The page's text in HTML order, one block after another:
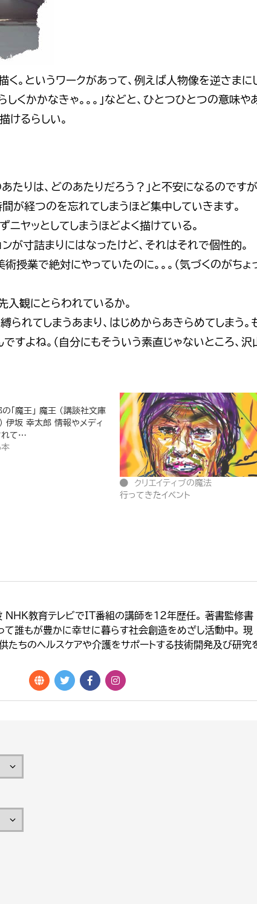
く。というワークがあって、例えば人物像を逆さまに
くかかなきゃ。。。」などと、ひとつひとつの意味や
けるらしい。
たりは、どのあたりだろう？」と不安になるのですが
が経つのを忘れてしまうほど集中していきます。
ヤッとしてしまうほどよく描けている。
が寸詰まりにはなったけど、それはそれで個性的。
授業で絶対にやっていたのに。。。（気づくのがちょ
入観にとらわれているか。
られてしまうあまり、はじめからあきらめてしまう。
すよね。（自分にもそういう素直じゃないところ、沢
「魔王」 魔王 (講談社文庫
坂 幸太郎 情報やメディ
れて…
本
クリエイティブの魔法
行ってきたイベント
教育テレビでIT番組の講師を１２年歴任。 著書監修書
て誰もが豊かに幸せに暮らす社会創造をめざし活動中。 現
たちのヘルスケアや介護をサポートする技術開発及び研究